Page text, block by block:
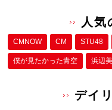
人気
CMNOW CM STU48
僕が⾒たかった⻘空 浜辺
デイ